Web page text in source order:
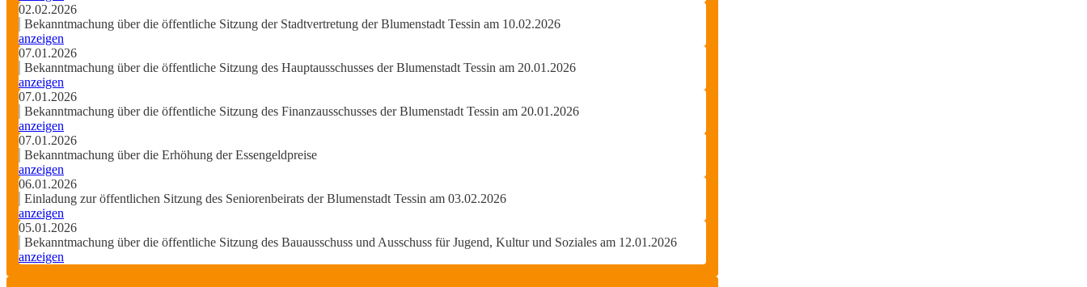
02.02.2026
Bekanntmachung über die öffentliche Sitzung der Stadtvertretung der Blumenstadt Tessin am 10.02.2026
anzeigen
07.01.2026
Bekanntmachung über die öffentliche Sitzung des Hauptausschusses der Blumenstadt Tessin am 20.01.2026
anzeigen
07.01.2026
Bekanntmachung über die öffentliche Sitzung des Finanzausschusses der Blumenstadt Tessin am 20.01.2026
anzeigen
07.01.2026
Bekanntmachung über die Erhöhung der Essengeldpreise
anzeigen
06.01.2026
Einladung zur öffentlichen Sitzung des Seniorenbeirats der Blumenstadt Tessin am 03.02.2026
anzeigen
05.01.2026
Bekanntmachung über die öffentliche Sitzung des Bauausschuss und Ausschuss für Jugend, Kultur und Soziales am 12.01.2026
anzeigen